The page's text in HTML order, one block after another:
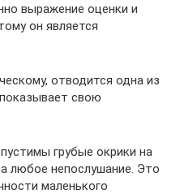
выражение оценки и
он является
отводится одна из
свою
грубые окрики на
любое непослушание. Это
маленького